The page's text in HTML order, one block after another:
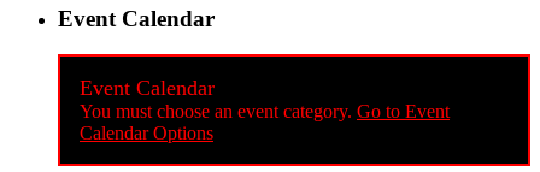
Event Calendar
Event Calendar
You must choose an event category. Go to Event
Calendar Options